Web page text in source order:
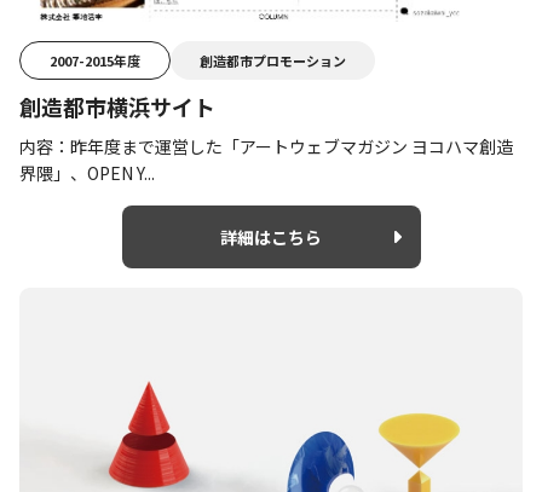
2007-2015年度 創造都市プロモーション
創造都市横浜サイト
内容：昨年度まで運営した「アートウェブマガジン ヨコハマ創造
界隈」、OPEN Y...
詳細はこちら